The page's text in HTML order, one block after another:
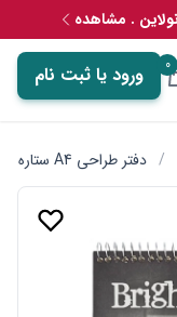
. مشاهده
0 ورود یا ثبت نام
/ دفتر طراحی A4 ستاره درخشان bright star طرح پرتره پلنگ کد A104